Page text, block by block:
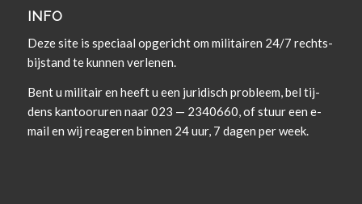
INFO
Deze site is spe­ci­aal opgericht om militairen 24/7 rechts­
bi­j­s­tand te kun­nen verlenen.
Bent u militair en heeft u een juridisch prob­leem, bel tij­
dens kan­tooruren naar 023 — 2340660, of stuur een e-
mail en wij rea­geren bin­nen 24 uur, 7 dagen per week.